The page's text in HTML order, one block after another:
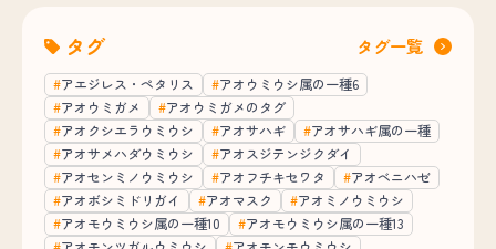
タグ タグ一覧
アエジレス・ペタリス
アオウミウシ属の一種6
アオウミガメ
アオウミガメのタグ
アオクシエラウミウシ
アオサハギ
アオサハギ属の一種
アオサメハダウミウシ
アオスジテンジクダイ
アオセンミノウミウシ
アオフチキセワタ
アオベニハゼ
アオボシミドリガイ
アオマスク
アオミノウミウシ
アオモウミウシ属の一種10
アオモウミウシ属の一種13